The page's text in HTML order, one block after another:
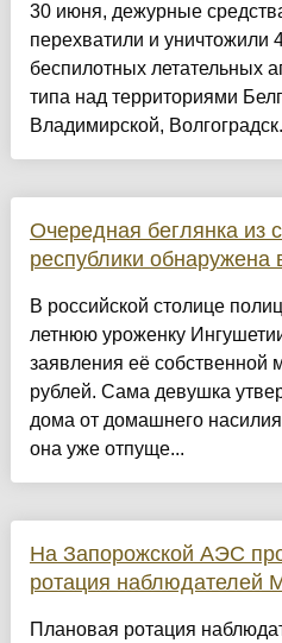
30 июня, дежурные
перехватили и уничтожили
беспилотных летательных
типа над территориями
Владимирской,
Очередная беглянка из
республики обнаружена
В российской столице
летнюю уроженку
заявления её собственной
рублей. Сама девушка
дома от домашнего
она уже отпуще...
На Запорожской АЭС
ротация наблюдателей
Плановая ротация